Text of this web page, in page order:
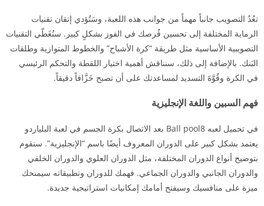
تعُدُ التصويب جانباً مهماً من جوانب هذه اللعبة، وسَتُؤدي إتقان تقنيات
الرماية المختلفة إلى تحسين فُرصك في الفوز بشكلٍ كبير. سنُغَطّي التقنيات
التصويبية الأساسية مثل طريقة “كرة الأشباح” والخطوط المتوازية وطلقات
البَنك. بالإضافة إلى ذلك، سنناقش أهمية اختيار اللقطة والتحكم الرئيسي
في الكرة وقُوَّةَ التسديد لمساعدتك على أن تصبح خَزَّافاً دقيقاً.
فهم السبين واللغة الإنجليزية
في تحميل لعبه Ball pool8 بعد الاتصال بكرة الجسم في لعبة البلياردو
يعتمد بشكل كبير على الدوران المعروف أيضًا باسم “الإنجليزية”. سنقوم
بتوضيح أنواع الدوران المختلفة، مثل الدوران العلوي والدوران الخلفي
والدوران الجانبي والدوران الجماعي. فهمك للدوران وتطبيقاته سيمنحك
ميزة على منافسيك وسيفتح أمامك إمكانيات استراتيجية جديدة.